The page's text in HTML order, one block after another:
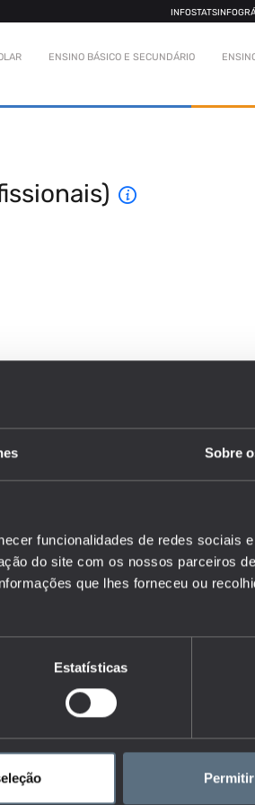
Sobre
funcionalidades de redes sociais
do site com os nossos parceiros
que lhes forneceu ou
Estatísticas
INFOSTATS
ENSINO BÁSICO E SECUNDÁRIO